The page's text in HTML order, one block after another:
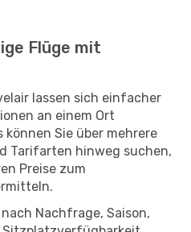
Flüge mit
lassen sich einfacher
an einem Ort
können Sie über mehrere
Tarifarten hinweg suchen,
Preise zum
Nachfrage, Saison,